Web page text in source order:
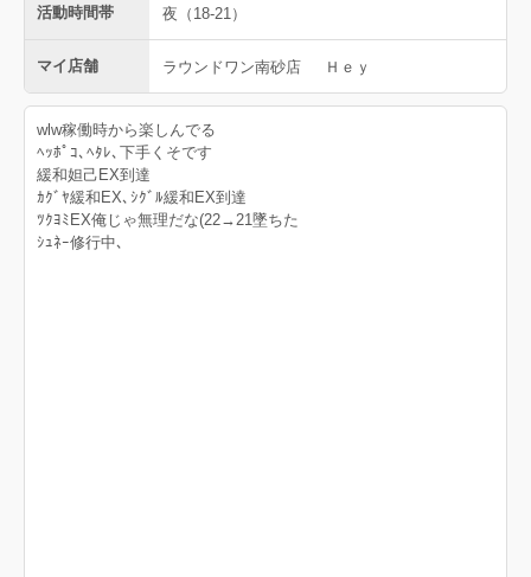
活動時間帯 夜（18-21）
マイ店舗 ラウンドワン南砂店 Ｈｅｙ
wlw稼働時から楽しんでる
ﾍｯﾎﾟｺ､ﾍﾀﾚ､下手くそです
緩和妲己EX到達
ｶｸﾞﾔ緩和EX､ｼｸﾞﾙ緩和EX到達
ﾂｸﾖﾐEX俺じゃ無理だな(22→21墜ちた
ｼｭﾈｰ修行中､